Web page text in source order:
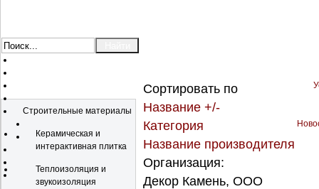
Строительные материалы
Керамическая и
интерактивная плитка
Теплоизоляция и
звукоизоляция
Сортировать по
Название +/-
Категория
Название производителя
Организация:
Декор Камень, ООО